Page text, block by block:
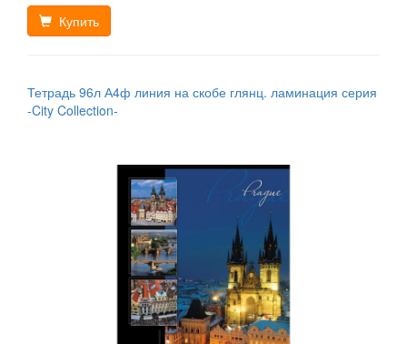
Купить
Тетрадь 96л А4ф линия на скобе глянц. ламинация серия
-City Collection-